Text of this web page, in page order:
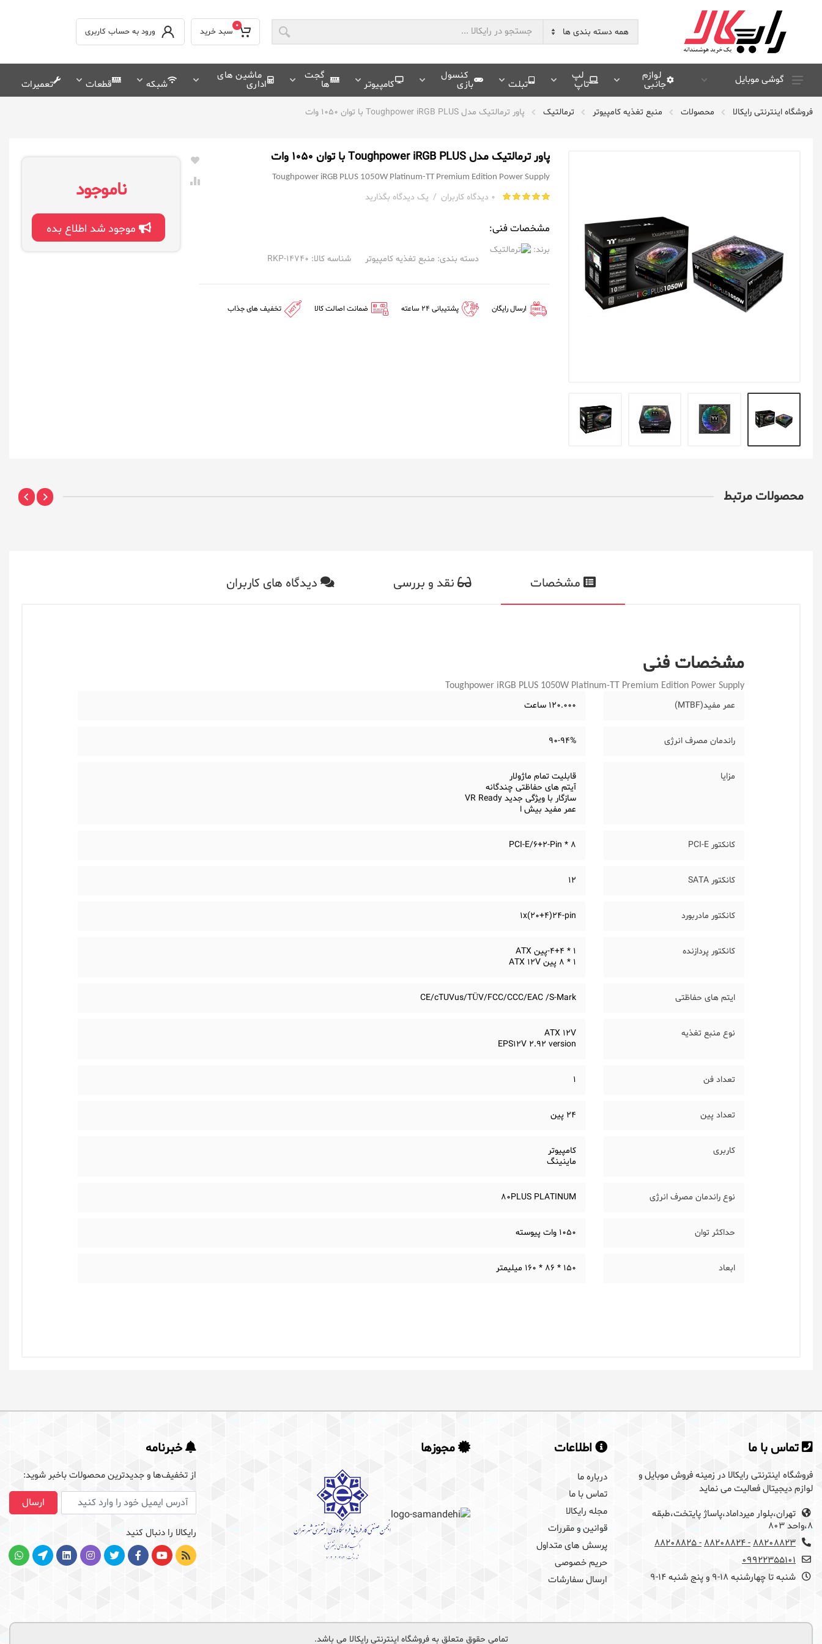
0
سبد خرید ورود به حساب کاربری
سامسونگ Samsung
نوکیا Nokia
ایسوس Asus
گوشی موبایل لوازم
جانبی
لپ
تاپ تبلت
کنسول
بازی کامپیوتر
گجت
ها
ماشین های
اداری شبکه قطعات تعمیرات
فروشگاه اینترنتی رایکالا محصولات منبع تغذیه کامپیوتر ترمالتیک پاور ترمالتیک مدل Toughpower iRGB PLUS با توان 1050 وات
پاور ترمالتیک مدل Toughpower iRGB PLUS با توان 1050 وات
Toughpower iRGB PLUS 1050W Platinum-TT Premium Edition Power Supply
0 دیدگاه کاربران / یک دیدگاه بگذارید
مشخصات فنی:
برند:
دسته بندی: منبع تغذیه کامپیوتر شناسه کالا: RKP-14740
ارسال رایگان پشتیبانی 24 ساعته ضمانت اصالت کالا تخفیف های جذاب
ناموجود
موجود شد اطلاع بده
محصولات مرتبط
مشخصات نقد و بررسی دیدگاه های کاربران
مشخصات فنی
Toughpower iRGB PLUS 1050W Platinum-TT Premium Edition Power Supply
عمر مفید(MTBF) 120.000 ساعت
راندمان مصرف انرژی 90-94%
مزایا
قابلیت تمام ماژولار
آیتم های حفاظتی چندگانه
سازگار با ویژگی جدید VR Ready
عمر مفید بیش ا
کانکتور PCI-E 8 * PCI-E/6+2-Pin
کانکتور SATA 12
کانکتور مادربورد 1x(20+4)24-pin
کانکتور پردازنده
1 * 4+4-پین ATX
1 * 8 پین ATX 12V
ایتم های حفاظتی CE/cTUVus/TÜV/FCC/CCC/EAC /S-Mark
نوع منبع تغذیه
ATX 12V
EPS12V 2.92 version
تعداد فن 1
تعداد پین 24 پین
کاربری
کامپیوتر
ماینینگ
نوع راندمان مصرف انرژی 80PLUS PLATINUM
حداکثر توان 1050 وات پیوسته
ابعاد 150 * 86 * 160 میلیمتر
تماس با ما
فروشگاه اینترنتی رایکالا در زمینه فروش موبایل و
لوازم دیجیتال فعالیت می نماید
تهران،بلوار میرداماد،پاساژ پایتخت،طبقه
8،واحد 803
88208823
- 88208824
- 88208825
09922355101
شنبه تا چهارشنبه 18-9 و پنج شنبه 14-9
اطلاعات
درباره ما
تماس با ما
مجله رایکالا
قوانین و مقررات
پرسش های متداول
حریم خصوصی
ارسال سفارشات
مجوزها خبرنامه
از تخفیف‌ها و جدیدترین‌ محصولات باخبر شوید:
آدرس ایمیل ارسال
رایکالا را دنبال کنید
تمامی حقوق متعلق به فروشگاه اینترنتی رایکالا می باشد.